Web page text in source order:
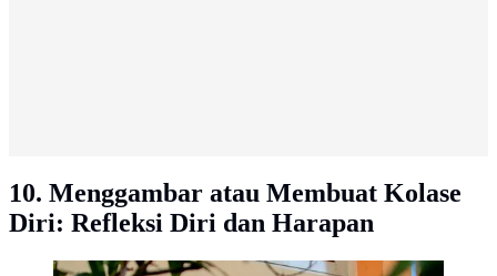
10. Menggambar atau Membuat Kolase
Diri: Refleksi Diri dan Harapan